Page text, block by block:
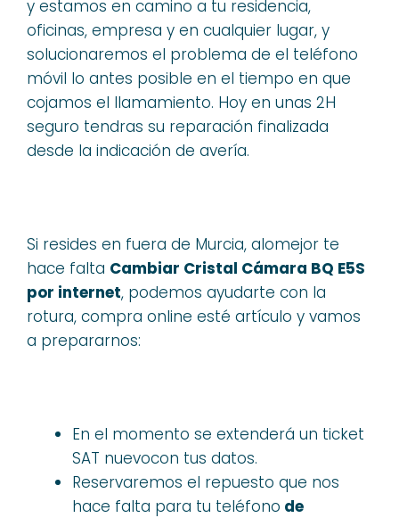
y estamos en camino a tu residencia,
oficinas, empresa y en cualquier lugar, y
solucionaremos el problema de el teléfono
móvil lo antes posible en el tiempo en que
cojamos el llamamiento. Hoy en unas 2H
seguro tendras su reparación finalizada
desde la indicación de avería.
Si resides en fuera de Murcia, alomejor te
hace falta Cambiar Cristal Cámara BQ E5S
por internet, podemos ayudarte con la
rotura, compra online esté artículo y vamos
a prepararnos:
En el momento se extenderá un ticket
SAT nuevocon tus datos.
Reservaremos el repuesto que nos
hace falta para tu teléfono de